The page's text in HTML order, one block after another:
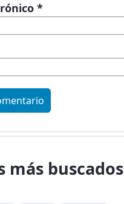
*
más buscados